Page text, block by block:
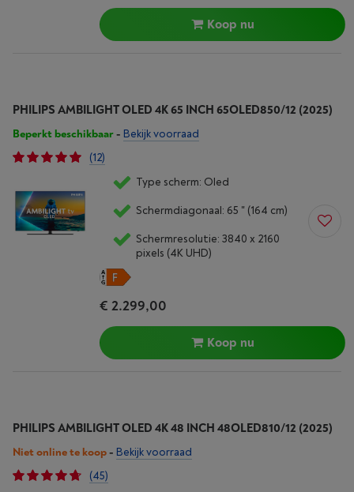
Koop nu
PHILIPS AMBILIGHT OLED 4K 65 INCH 65OLED850/12 (2025)
Beperkt beschikbaar- Bekijk voorraad
(12)
Type scherm: Oled
Schermdiagonaal: 65 " (164 cm)
Schermresolutie: 3840 x 2160
pixels (4K UHD)
€ 2.299,00
Koop nu
PHILIPS AMBILIGHT OLED 4K 48 INCH 48OLED810/12 (2025)
Niet online te koop- Bekijk voorraad
(45)